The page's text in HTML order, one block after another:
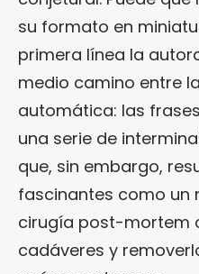
su formato en
primera línea la
medio camino entre
automática: las
una serie de
que, sin embargo,
fascinantes como un
cirugía post-mortem
cadáveres y